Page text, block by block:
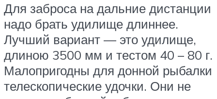
Для заброса на дальние дистанции
надо брать удилище длиннее.
Лучший вариант — это удилище,
длиною 3500 мм и тестом 40 – 80 г.
Малопригодны для донной рыбалки
телескопические удочки. Они не